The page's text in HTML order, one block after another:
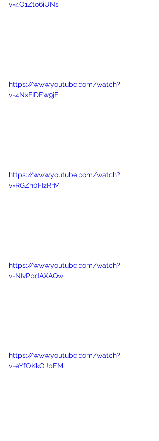
v=4O1Zto6iUNs
https://www.youtube.com/watch?
v=4NxFIDEw9jE
https://www.youtube.com/watch?
v=RGZn0FIzRrM
https://www.youtube.com/watch?
v=NIvPpdAXAQw
https://www.youtube.com/watch?
v=eYfOKkOJbEM